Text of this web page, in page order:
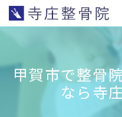
甲賀市で整骨
なら寺